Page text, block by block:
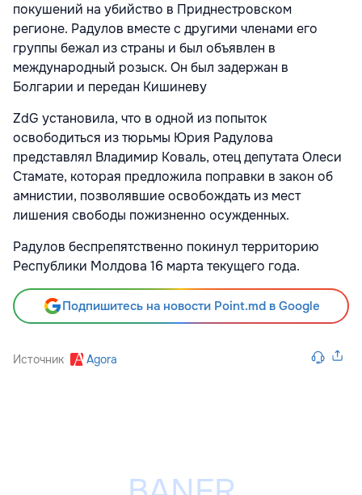
покушений на убийство в Приднестровском
регионе. Радулов вместе с другими членами его
группы бежал из страны и был объявлен в
международный розыск. Он был задержан в
Болгарии и передан Кишиневу
ZdG установила, что в одной из попыток
освободиться из тюрьмы Юрия Радулова
представлял Владимир Коваль, отец депутата Олеси
Стамате, которая предложила поправки в закон об
амнистии, позволявшие освобождать из мест
лишения свободы пожизненно осужденных.
Радулов беспрепятственно покинул территорию
Республики Молдова 16 марта текущего года.
Подпишитесь на новости Point.md в Google
Источник Agora